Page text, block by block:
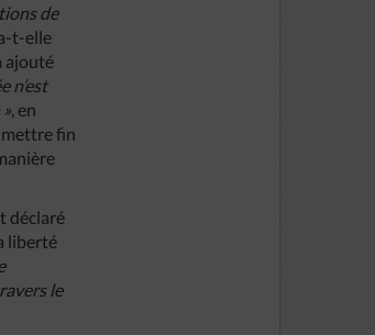
de
t-elle
ajouté
n’est
, en
fin
déclaré
liberté
le